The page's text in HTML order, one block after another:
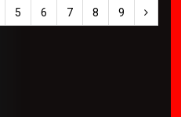
5 6 7 8 9